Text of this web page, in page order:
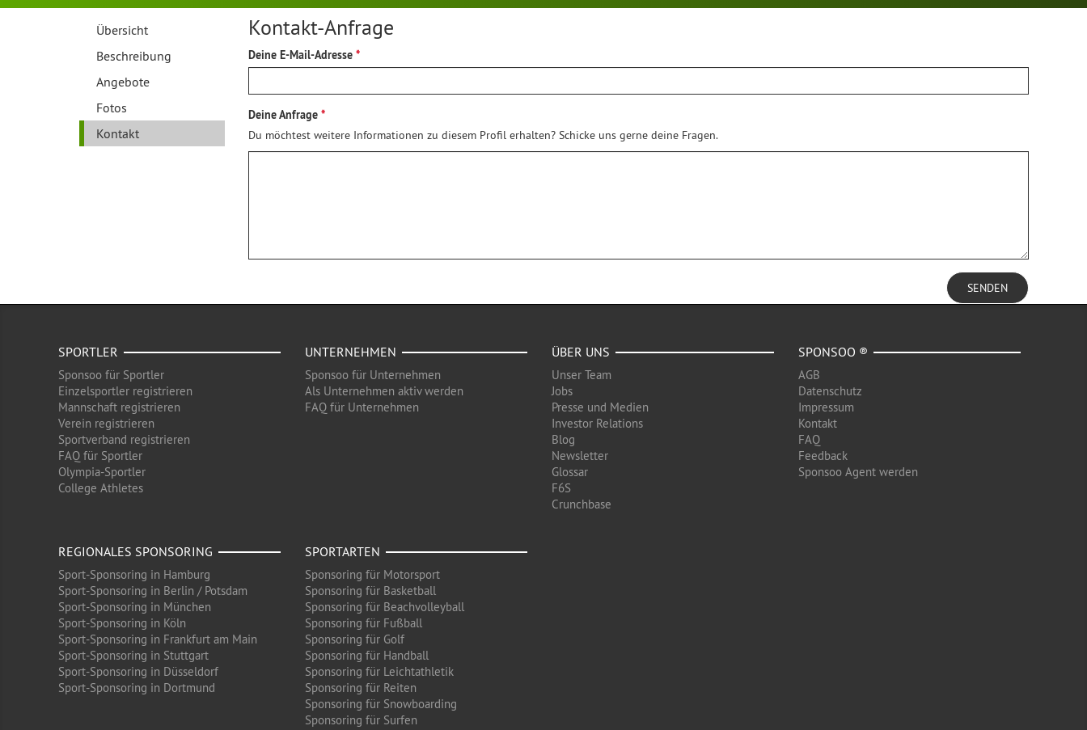
Übersicht
Beschreibung
Angebote
Fotos
Kontakt
Kontakt-Anfrage
Deine E-Mail-Adresse
Deine Anfrage
Du möchtest weitere Informationen zu diesem Profil erhalten? Schicke uns gerne deine Fragen.
SENDEN
SPORTLER
Sponsoo für Sportler
Einzelsportler registrieren
Mannschaft registrieren
Verein registrieren
Sportverband registrieren
FAQ für Sportler
Olympia-Sportler
College Athletes
UNTERNEHMEN
Sponsoo für Unternehmen
Als Unternehmen aktiv werden
FAQ für Unternehmen
ÜBER UNS
Unser Team
Jobs
Presse und Medien
Investor Relations
Blog
Newsletter
Glossar
F6S
Crunchbase
SPONSOO ®
AGB
Datenschutz
Impressum
Kontakt
FAQ
Feedback
Sponsoo Agent werden
REGIONALES SPONSORING
Sport-Sponsoring in Hamburg
Sport-Sponsoring in Berlin / Potsdam
Sport-Sponsoring in München
Sport-Sponsoring in Köln
Sport-Sponsoring in Frankfurt am Main
Sport-Sponsoring in Stuttgart
Sport-Sponsoring in Düsseldorf
Sport-Sponsoring in Dortmund
SPORTARTEN
Sponsoring für Motorsport
Sponsoring für Basketball
Sponsoring für Beachvolleyball
Sponsoring für Fußball
Sponsoring für Golf
Sponsoring für Handball
Sponsoring für Leichtathletik
Sponsoring für Reiten
Sponsoring für Snowboarding
Sponsoring für Surfen